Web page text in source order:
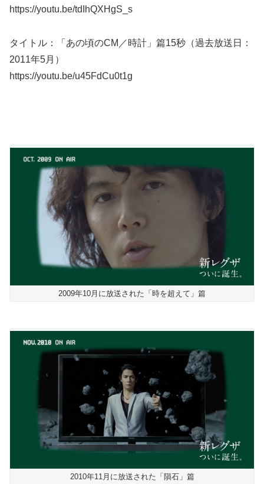
https://youtu.be/tdIhQXHgS_s
タイトル：「あの頃のCM／時計」篇15秒（過去放送日：
2011年5月）
https://youtu.be/u45FdCu0t1g
2009年10月に放送された「時を超えて」篇
2010年11月に放送された「隕石」篇